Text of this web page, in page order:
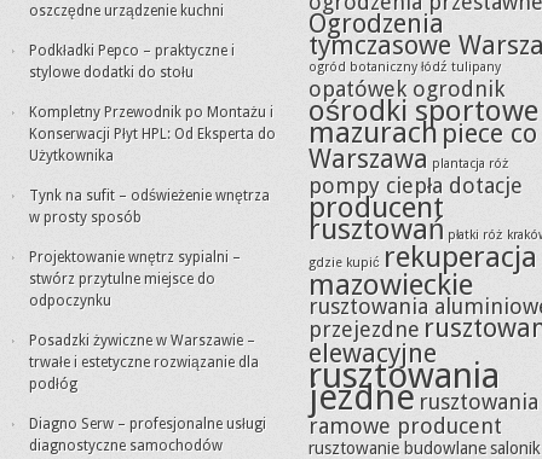
oszczędne urządzenie kuchni
Podkładki Pepco – praktyczne i
stylowe dodatki do stołu
Kompletny Przewodnik po Montażu i
Konserwacji Płyt HPL: Od Eksperta do
Użytkownika
Tynk na sufit – odświeżenie wnętrza
w prosty sposób
Projektowanie wnętrz sypialni –
stwórz przytulne miejsce do
odpoczynku
Posadzki żywiczne w Warszawie –
trwałe i estetyczne rozwiązanie dla
podłóg
Diagno Serw – profesjonalne usługi
diagnostyczne samochodów
Ogrodzenia
tymczasowe
ogród botaniczny łódź tulipany
opatówek ogrodnik
ośrodki
mazurach piece co
Warszawa plantacja róż
pompy ciepła dotacje
producent
rusztowań płatki róż
gdzie kupić rekuperacja
mazowieckie
rusztowania
przejezdne
elewacyjne
rusztowania
jezdne rusztowania
ramowe producent
rusztowanie budowlanesalonik